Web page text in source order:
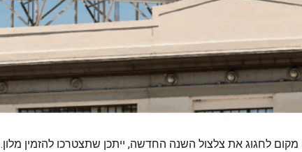
לחגוג את צלצול השנה החדשה, ייתכן שתצטרכו להזמין מלון.